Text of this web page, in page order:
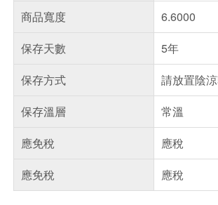
商品寬度
6.6000
保存天數
5年
保存方式
請放置陰
保存溫層
常溫
應免稅
應稅
應免稅
應稅